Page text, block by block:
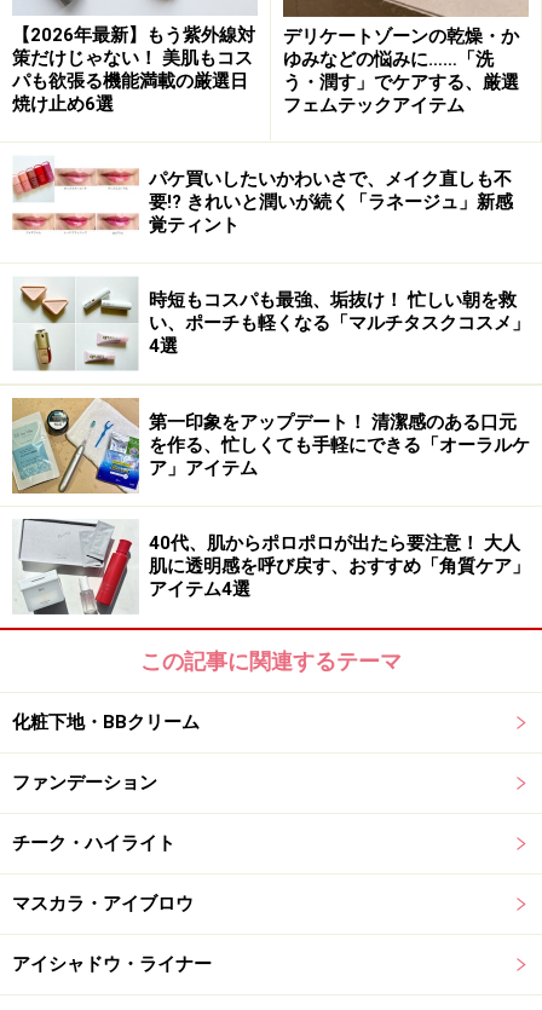
【2026年最新】もう紫外線対
策だけじゃない！ 美肌もコス
パも欲張る機能満載の厳選日
焼け止め6選
デリケートゾーンの乾燥・か
ゆみなどの悩みに……「洗
う・潤す」でケアする、厳選
フェムテックアイテム
パケ買いしたいかわいさで、メイク直しも不
要!? きれいと潤いが続く「ラネージュ」新感
覚ティント
時短もコスパも最強、垢抜け！ 忙しい朝を救
い、ポーチも軽くなる「マルチタスクコスメ」
4選
第一印象をアップデート！ 清潔感のある口元
を作る、忙しくても手軽にできる「オーラルケ
ア」アイテム
40代、肌からポロポロが出たら要注意！ 大人
肌に透明感を呼び戻す、おすすめ「角質ケア」
アイテム4選
この記事に関連するテーマ
化粧下地・BBクリーム
ファンデーション
チーク・ハイライト
マスカラ・アイブロウ
アイシャドウ・ライナー